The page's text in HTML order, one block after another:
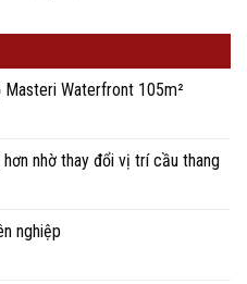
Waterfront 105m²
hơn nhờ thay đổi vị trí cầu thang
nghiệp